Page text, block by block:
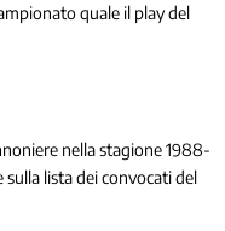
quale il play del
nella stagione 1988-
sulla lista dei convocati del